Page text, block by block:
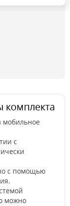
мобильное
с
с помощью
можно